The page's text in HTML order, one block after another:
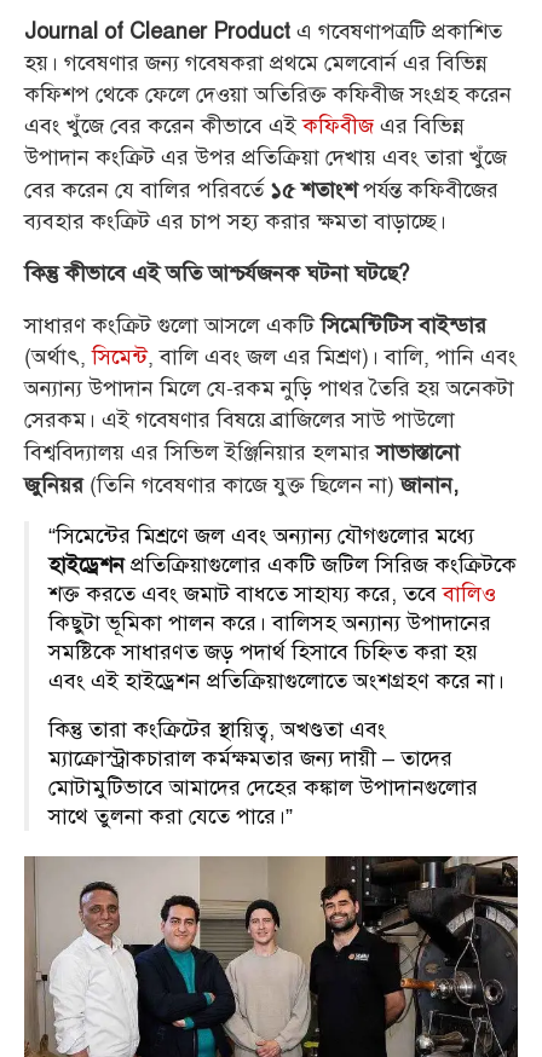
Journal of Cleaner Product এ গবেষণাপত্রটি প্রকাশিত
হয়। গবেষণার জন্য গবেষকরা প্রথমে মেলবোর্ন এর বিভিন্ন
কফিশপ থেকে ফেলে দেওয়া অতিরিক্ত কফিবীজ সংগ্রহ করেন
এবং খুঁজে বের করেন কীভাবে এইকফিবীজএর বিভিন্ন
উপাদান কংক্রিট এর উপর প্রতিক্রিয়া দেখায় এবং তারা খুঁজে
বের করেন যে বালির পরিবর্তে ১৫ শতাংশপর্যন্ত কফিবীজের
ব্যবহার কংক্রিট এর চাপ সহ্য করার ক্ষমতা বাড়াচ্ছে।
কিন্তু কীভাবে এই অতি আশ্চর্যজনক ঘটনা ঘটছে?
সাধারণ কংক্রিট গুলো আসলে একটিসিমেন্টিটিস বাইন্ডার
(অর্থাৎ,সিমেন্ট, বালি এবং জল এর মিশ্রণ)।বালি, পানি এবং
অন্যান্য উপাদান মিলে যে-রকম নুড়ি পাথর তৈরি হয় অনেকটা
সেরকম। এই গবেষণার বিষয়ে ব্রাজিলের সাউ পাউলো
বিশ্ববিদ্যালয় এর সিভিল ইঞ্জিনিয়ার হলমারসাভাস্তানো
জুনিয়র(তিনি গবেষণার কাজে যুক্ত ছিলেন না)জানান,
“সিমেন্টের মিশ্রণে জল এবং অন্যান্য যৌগগুলোর মধ্যে
হাইড্রেশনপ্রতিক্রিয়াগুলোর একটি জটিল সিরিজ কংক্রিটকে
শক্ত করতে এবং জমাট বাধতে সাহায্য করে, তবেবালিও
কিছুটা ভূমিকা পালন করে।বালিসহ অন্যান্য উপাদানের
সমষ্টিকে সাধারণত জড় পদার্থ হিসাবে চিহ্নিত করা হয়
এবং এই হাইড্রেশন প্রতিক্রিয়াগুলোতে অংশগ্রহণ করে না।
কিন্তু তারা কংক্রিটের স্থায়িত্ব, অখণ্ডতা এবং
ম্যাক্রোস্ট্রাকচারাল কর্মক্ষমতার জন্য দায়ী – তাদের
মোটামুটিভাবে আমাদের দেহের কঙ্কাল উপাদানগুলোর
সাথে তুলনা করা যেতে পারে।”